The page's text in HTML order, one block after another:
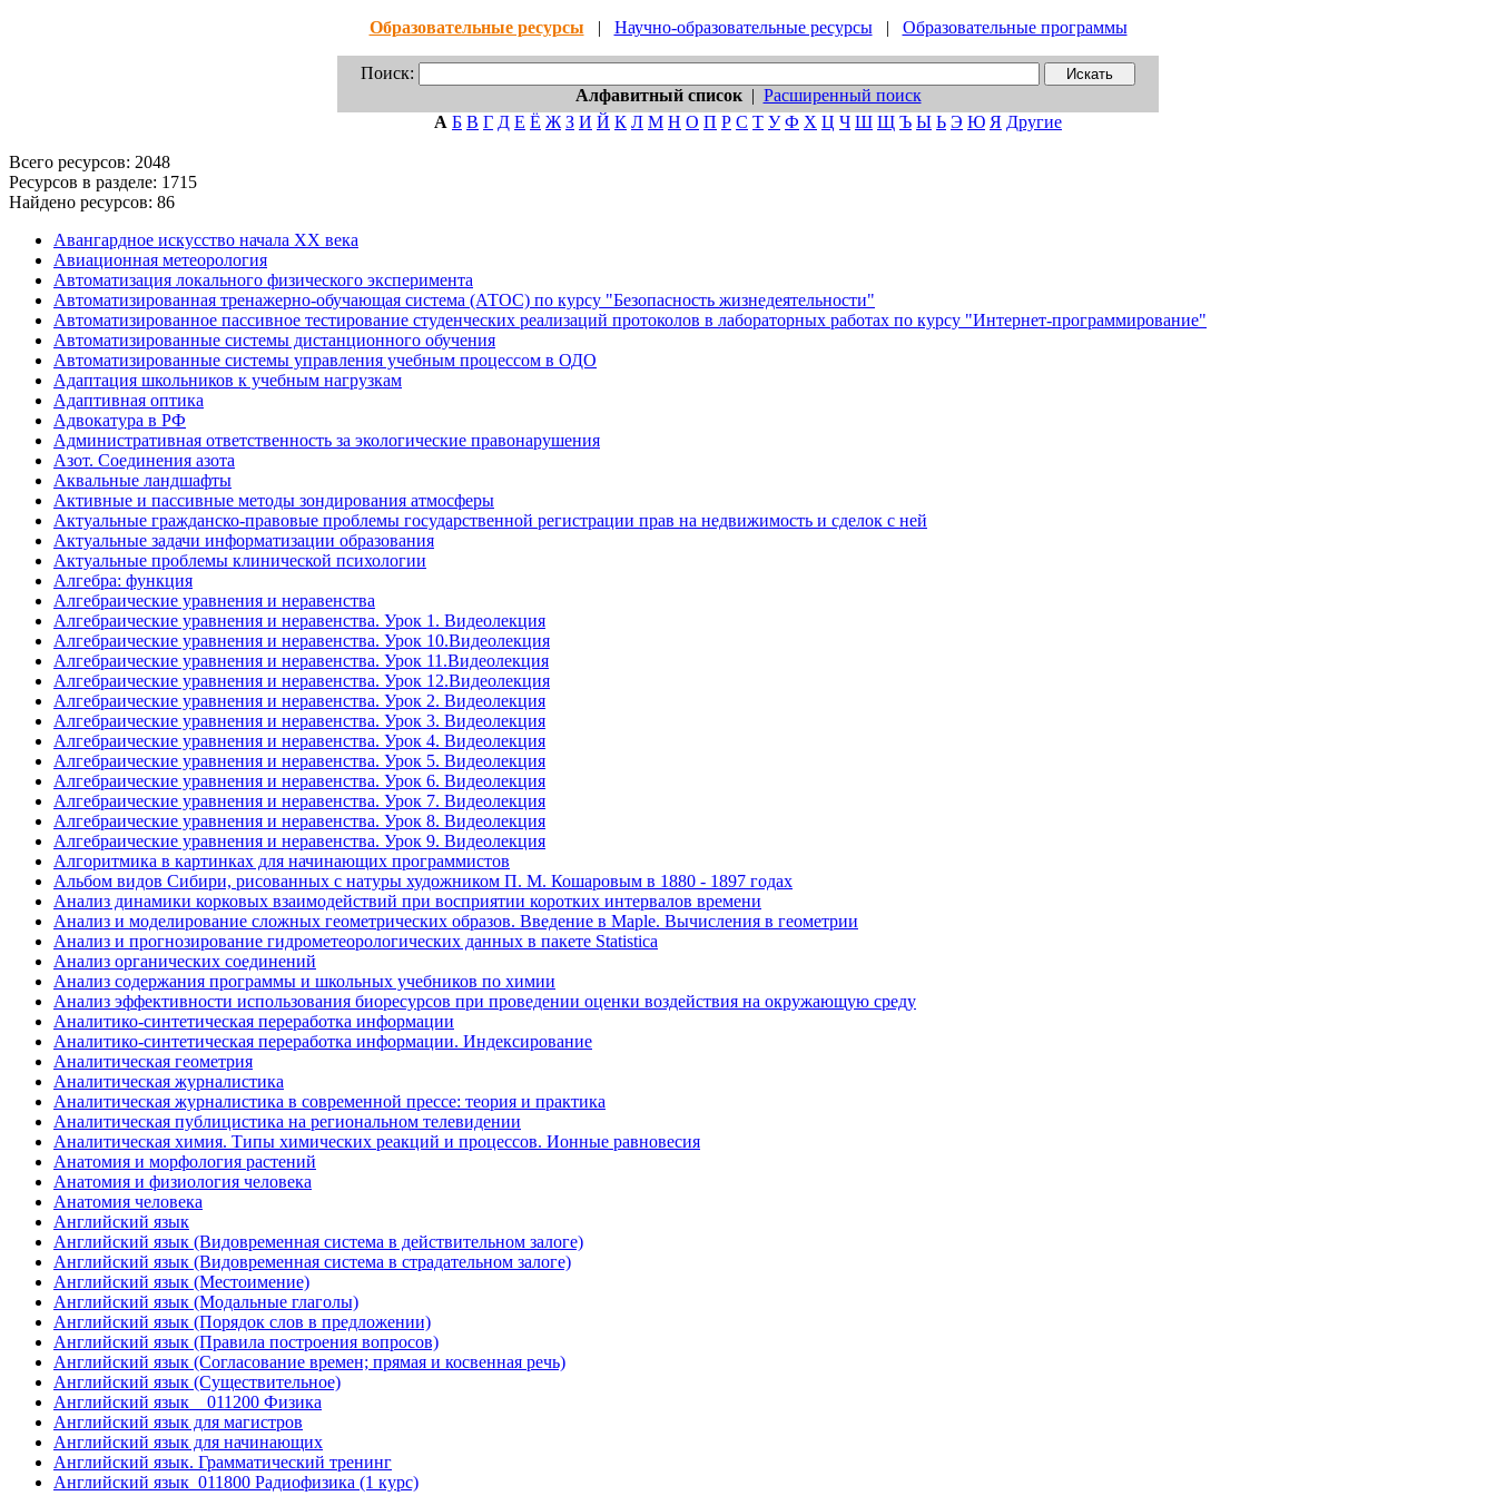
Образовательные ресурсы | Научно-образовательные ресурсы| Образовательные программы
Поиск:
Алфавитный список| Расширенный поиск
А Б В Г Д Е Ё Ж З И Й К Л М Н О П Р С Т У Ф Х Ц Ч Ш Щ Ъ Ы Ь Э Ю Я Другие
Всего ресурсов: 2048
Ресурсов в разделе: 1715
Найдено ресурсов: 86
Авангардное искусство начала XX века
Авиационная метеорология
Автоматизация локального физического эксперимента
Автоматизированная тренажерно-обучающая система (АТОС) по курсу "Безопасность жизнедеятельности"
Автоматизированное пассивное тестирование студенческих реализаций протоколов в лабораторных работах по курсу "Интернет-программирование"
Автоматизированные системы дистанционного обучения
Автоматизированные системы управления учебным процессом в ОДО
Адаптация школьников к учебным нагрузкам
Адаптивная оптика
Адвокатура в РФ
Административная ответственность за экологические правонарушения
Азот. Соединения азота
Аквальные ландшафты
Активные и пассивные методы зондирования атмосферы
Актуальные гражданско-правовые проблемы государственной регистрации прав на недвижимость и сделок с ней
Актуальные задачи информатизации образования
Актуальные проблемы клинической психологии
Алгебра: функция
Алгебраические уравнения и неравенства
Алгебраические уравнения и неравенства. Урок 1. Видеолекция
Алгебраические уравнения и неравенства. Урок 10.Видеолекция
Алгебраические уравнения и неравенства. Урок 11.Видеолекция
Алгебраические уравнения и неравенства. Урок 12.Видеолекция
Алгебраические уравнения и неравенства. Урок 2. Видеолекция
Алгебраические уравнения и неравенства. Урок 3. Видеолекция
Алгебраические уравнения и неравенства. Урок 4. Видеолекция
Алгебраические уравнения и неравенства. Урок 5. Видеолекция
Алгебраические уравнения и неравенства. Урок 6. Видеолекция
Алгебраические уравнения и неравенства. Урок 7. Видеолекция
Алгебраические уравнения и неравенства. Урок 8. Видеолекция
Алгебраические уравнения и неравенства. Урок 9. Видеолекция
Алгоритмика в картинках для начинающих программистов
Альбом видов Сибири, рисованных с натуры художником П. М. Кошаровым в 1880 - 1897 годах
Анализ динамики корковых взаимодействий при восприятии коротких интервалов времени
Анализ и моделирование сложных геометрических образов. Введение в Maple. Вычисления в геометрии
Анализ и прогнозирование гидрометеорологических данных в пакете Statistica
Анализ органических соединений
Анализ содержания программы и школьных учебников по химии
Анализ эффективности использования биоресурсов при проведении оценки воздействия на окружающую среду
Аналитико-синтетическая переработка информации
Аналитико-синтетическая переработка информации. Индексирование
Аналитическая геометрия
Аналитическая журналистика
Аналитическая журналистика в современной прессе: теория и практика
Аналитическая публицистика на региональном телевидении
Аналитическая химия. Типы химических реакций и процессов. Ионные равновесия
Анатомия и морфология растений
Анатомия и физиология человека
Анатомия человека
Английский язык
Английский язык (Видовременная система в действительном залоге)
Английский язык (Видовременная система в страдательном залоге)
Английский язык (Местоимение)
Английский язык (Модальные глаголы)
Английский язык (Порядок слов в предложении)
Английский язык (Правила построения вопросов)
Английский язык (Согласование времен; прямая и косвенная речь)
Английский язык (Существительное)
Английский язык _ 011200 Физика
Английский язык для магистров
Английский язык для начинающих
Английский язык. Грамматический тренинг
Английский язык_011800 Радиофизика (1 курс)